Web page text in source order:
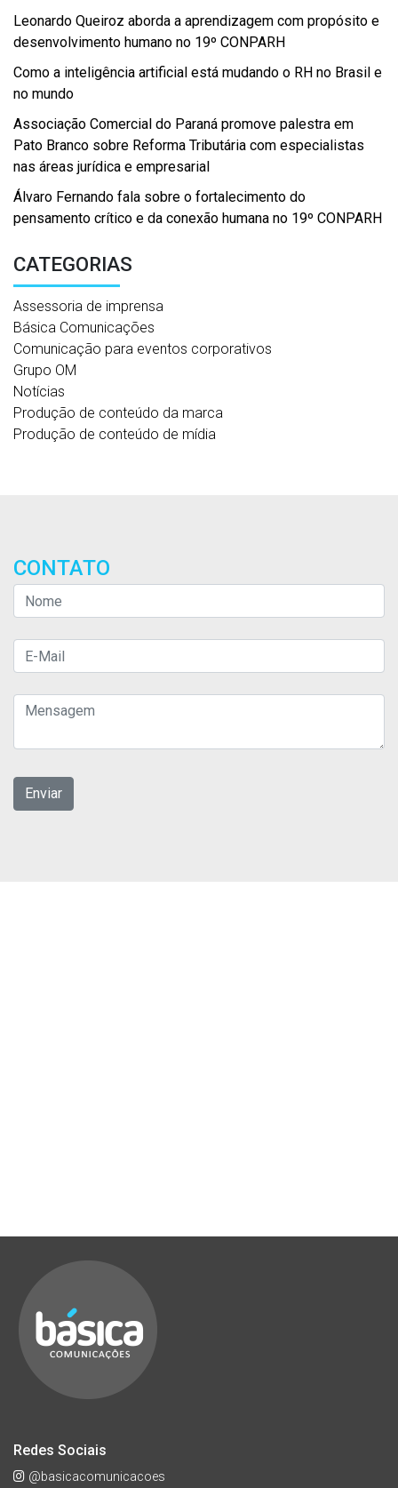
Leonardo Queiroz aborda a aprendizagem com propósito e
desenvolvimento humano no 19º CONPARH
Como a inteligência artificial está mudando o RH no Brasil e
no mundo
Associação Comercial do Paraná promove palestra em
Pato Branco sobre Reforma Tributária com especialistas
nas áreas jurídica e empresarial
Álvaro Fernando fala sobre o fortalecimento do
pensamento crítico e da conexão humana no 19º CONPARH
CATEGORIAS
Assessoria de imprensa
Básica Comunicações
Comunicação para eventos corporativos
Grupo OM
Notícias
Produção de conteúdo da marca
Produção de conteúdo de mídia
CONTATO
Redes Sociais
@basicacomunicacoes